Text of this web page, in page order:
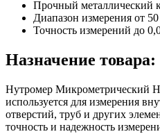
Прочный металлический
Диапазон измерения от
Точность измерений до
Назначение товара:
Нутромер Микрометрический
используется для измерения
отверстий, труб и других
точность и надежность